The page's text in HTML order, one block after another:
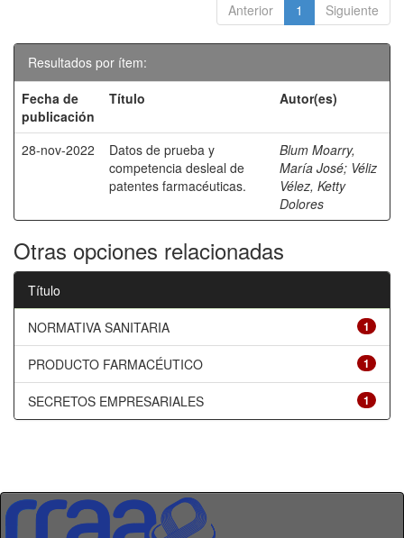
Anterior 1 Siguiente
Resultados por ítem:
Fecha de
publicación
Título Autor(es)
28-nov-2022
Datos de prueba y
competencia desleal de
patentes farmacéuticas.
Blum Moarry,
María José; Véliz
Vélez, Ketty
Dolores
Otras opciones relacionadas
Título
1
NORMATIVA SANITARIA
1
PRODUCTO FARMACÉUTICO
1
SECRETOS EMPRESARIALES